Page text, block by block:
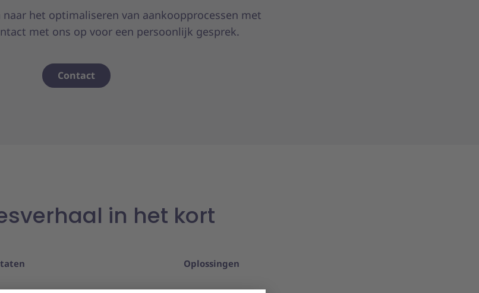
het optimaliseren van aankoopprocessen met
met ons op voor een persoonlijk gesprek.
Contact
in het kort
Oplossingen